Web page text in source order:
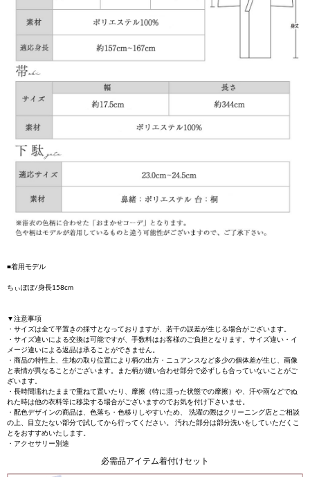
■着用モデル
ちぃぽぽ/身長158cm
▼注意事項
・サイズは全て平置きの採寸となっておりますが、若干の誤差が生じる場合がございます。
・サイズ違いによる交換は可能ですが、手数料はお客様のご負担となります。サイズ違い・イ
メージ違いによる返品は承ることができません。
・商品の特性上、生地の取り位置により柄の出方・ニュアンスなど多少の個体差が生じ、画像
と表情が異なることがございます。また柄が縫い合わせ部分で必ずしも合っていないことがご
ざいます。
・長時間濡れたままで重ねて置いたり、摩擦（特に湿った状態での摩擦）や、汗や雨などでぬ
れた時は他の衣料等に移染する場合がございますのでお気を付け下さいませ。
・配色デザインの商品は、色落ち・色移りしやすいため、 洗濯の際はクリーニング店とご相談
の上、目立たない部分で試してから行ってください。 汚れた部分は部分洗いをしていただくこ
とをおすすめいたします。
・アクセサリー別途
必需品アイテム着付けセット